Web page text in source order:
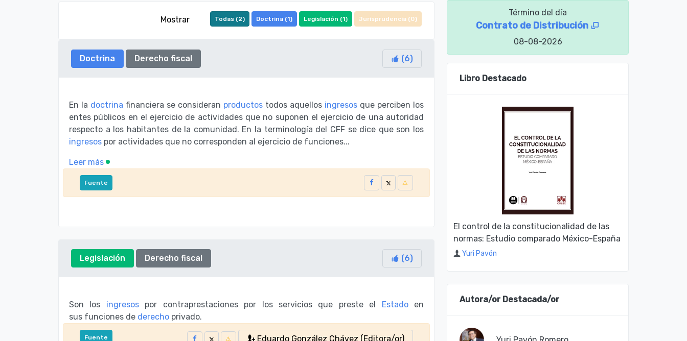
Mostrar Todas (2) Doctrina (1) Legislación (1) Jurisprudencia (0)
Doctrina Derecho fiscal (6)
En la doctrina financiera se consideran productos todos aquellos ingresos que perciben los
entes públicos en el ejercicio de actividades que no suponen el ejercicio de una autoridad
respecto a los habitantes de la comunidad. En la terminología del CFF se dice que son los
ingresos por actividades que no corresponden al ejercicio de funciones...
Leer más
Fuente
Legislación Derecho fiscal (6)
Son los ingresospor contraprestaciones por los servicios que preste el Estadoen
sus funciones de derecho privado.
Fuente Eduardo González Chávez (Editora/or)
Término del día
Contrato de Distribución
08-08-2026
Libro Destacado
El control de la constitucionalidad de las
normas: Estudio comparado México-España
Yuri Pavón
Autora/or Destacada/or